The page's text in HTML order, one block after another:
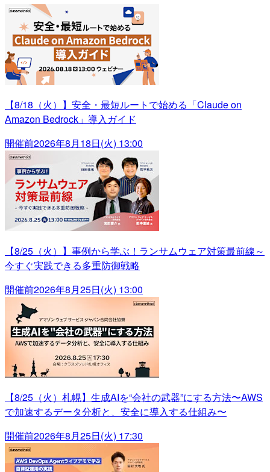
【8/18（火）】安全・最短ルートで始める「Claude on
Amazon Bedrock」導入ガイド
開催前2026年8月18日(火) 13:00
【8/25（火）】事例から学ぶ！ランサムウェア対策最前線～
今すぐ実践できる多重防御戦略
開催前2026年8月25日(火) 13:00
【8/25（火）札幌】生成AIを“会社の武器”にする方法〜AWS
で加速するデータ分析と、安全に導入する仕組み〜
開催前2026年8月25日(火) 17:30